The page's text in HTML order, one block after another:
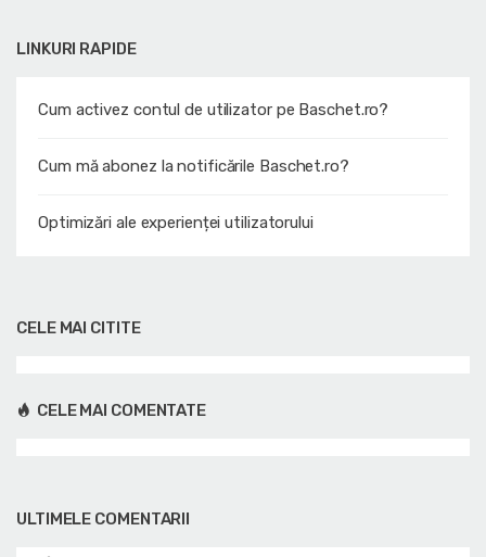
LINKURI RAPIDE
Cum activez contul de utilizator pe Baschet.ro?
Cum mă abonez la notificările Baschet.ro?
Optimizări ale experienței utilizatorului
CELE MAI CITITE
CELE MAI COMENTATE
ULTIMELE COMENTARII